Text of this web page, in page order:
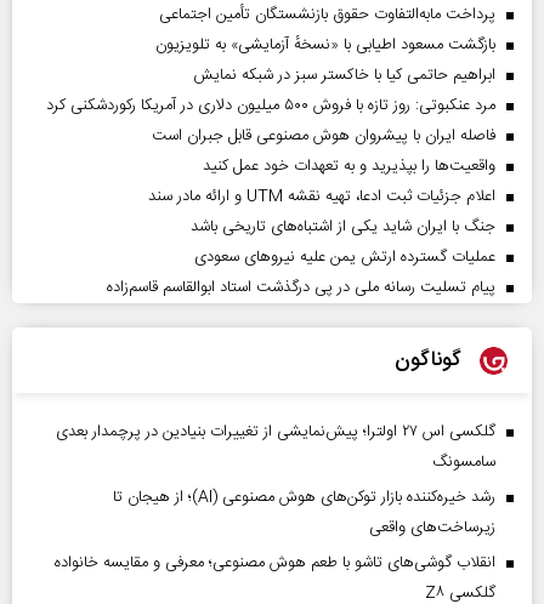
پرداخت مابه‌التفاوت حقوق بازنشستگان تأمین اجتماعی
بازگشت مسعود اطیابی با «نسخهٔ آزمایشی» به تلویزیون
ابراهیم حاتمی کیا با خاکستر سبز در شبکه نمایش
مرد عنکبوتی: روز تازه با فروش ۵۰۰ میلیون دلاری در آمریکا رکوردشکنی کرد
فاصله ایران با پیشرو‌ان هوش مصنوعی قابل جبران است
واقعیت‌ها را بپذیرید و به تعهدات خود عمل کنید
اعلام جزئیات ثبت ادعا، تهیه نقشه UTM و ارائه مادر سند
جنگ با ایران شاید یکی از اشتباه‌های تاریخی باشد
عملیات گسترده ارتش یمن علیه نیروهای سعودی
پیام تسلیت رسانه ملی در پی درگذشت استاد ابوالقاسم قاسم‌زاده
گوناگون
گلکسی اس ۲۷ اولترا؛ پیش‌نمایشی از تغییرات بنیادین در پرچمدار بعدی
سامسونگ
رشد خیره‌کننده بازار توکن‌های هوش مصنوعی (AI)؛ از هیجان تا
زیرساخت‌های واقعی
انقلاب گوشی‌های تاشو‌ با طعم هوش مصنوعی؛ معرفی و مقایسه خانواده
گلکسی Z۸